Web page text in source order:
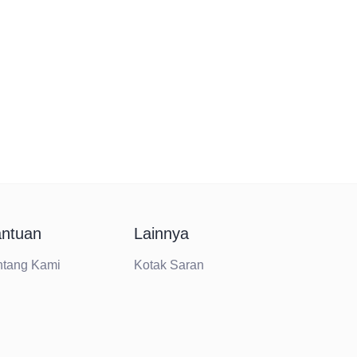
Kami
Lainnya
Kotak Saran